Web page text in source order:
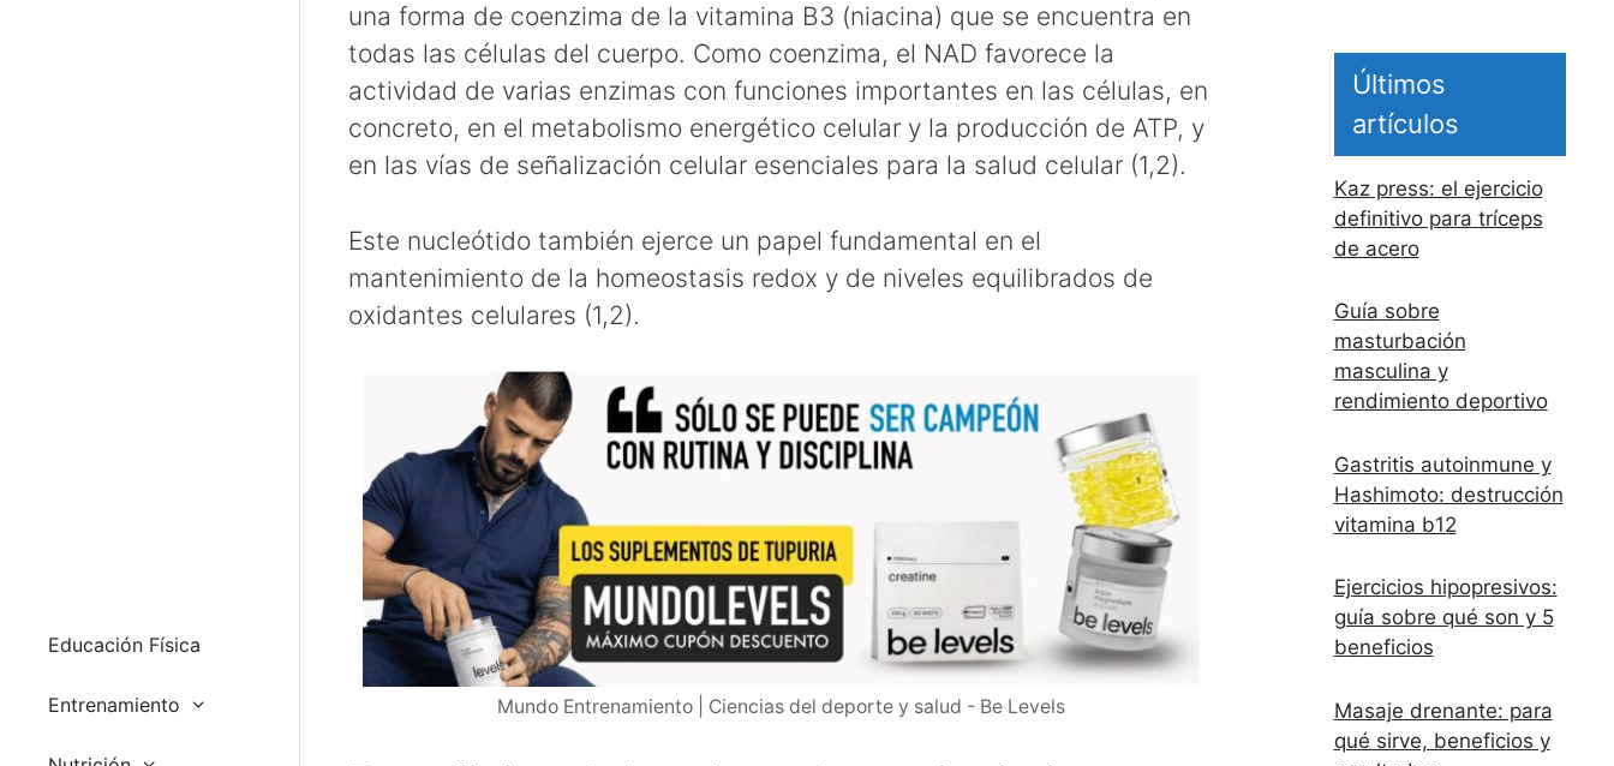
Educación Física
Entrenamiento
una forma de coenzima de la vitamina B3 (niacina) que se encuentra en
todas las células del cuerpo. Como coenzima, el NAD favorece la
actividad de varias enzimas con funciones importantes en las células, en
concreto, en el metabolismo energético celular y la producción de ATP, y
en las vías de señalización celular esenciales para la salud celular (1,2).
Este nucleótido también ejerce un papel fundamental en el
mantenimiento de la homeostasis redox y de niveles equilibrados de
oxidantes celulares (1,2).
Mundo Entrenamiento | Ciencias del deporte y salud - Be Levels
Últimos
artículos
Kaz press: el ejercicio
definitivo para tríceps
de acero
Guía sobre
masturbación
masculina y
rendimiento deportivo
Gastritis autoinmune y
Hashimoto: destrucción
vitamina b12
Ejercicios hipopresivos:
guía sobre qué son y 5
beneficios
Masaje drenante: para
qué sirve, beneficios y